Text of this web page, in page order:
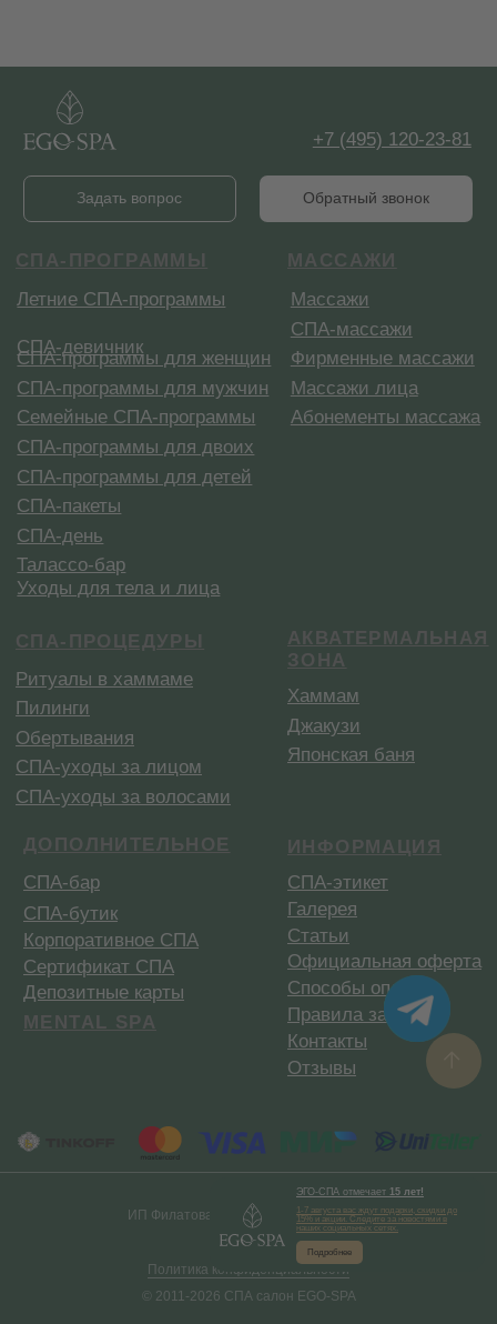
Меню
Купить сертификат
ЭГО-СПА отмечает 15 лет!
1-7 августа вас ждут подарки, скидки до
15% и акции. Следите за новостями в
наших социальных сетях.
Подробнее
© 2011-2026 СПА салон EGO-SPA
Политика конфиденциальности
ИП Филатова А. А. ИНН310206133023